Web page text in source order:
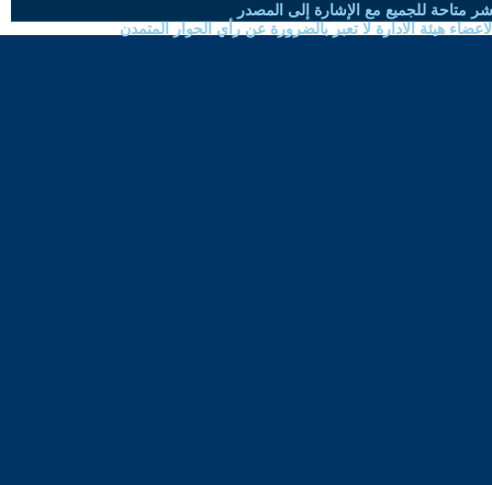
متاحة للجميع مع الإشارة إلى المصدر
هيئة الادارة لا تعبر بالضرورة عن رأي الحوار المتمدن